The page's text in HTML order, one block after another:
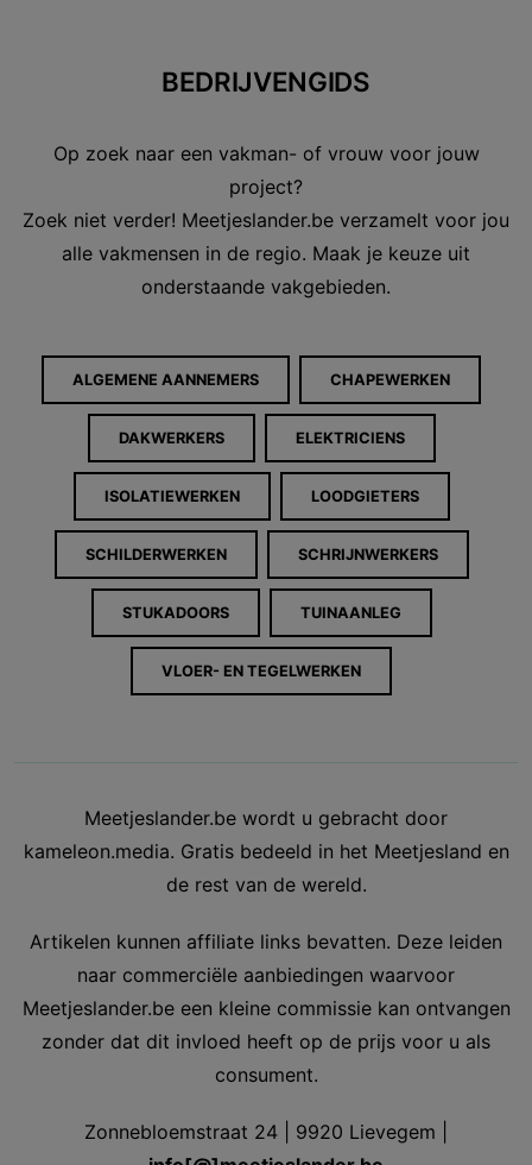
BEDRIJVENGIDS
Op zoek naar een vakman- of vrouw voor jouw
project?
Zoek niet verder! Meetjeslander.be verzamelt voor jou
alle vakmensen in de regio. Maak je keuze uit
onderstaande vakgebieden.
ALGEMENE AANNEMERS CHAPEWERKEN
DAKWERKERS ELEKTRICIENS
ISOLATIEWERKEN LOODGIETERS
SCHILDERWERKEN SCHRIJNWERKERS
STUKADOORS TUINAANLEG
VLOER- EN TEGELWERKEN
Meetjeslander.be wordt u gebracht door
kameleon.media. Gratis bedeeld in het Meetjesland en
de rest van de wereld.
Artikelen kunnen affiliate links bevatten. Deze leiden
naar commerciële aanbiedingen waarvoor
Meetjeslander.be een kleine commissie kan ontvangen
zonder dat dit invloed heeft op de prijs voor u als
consument.
Zonnebloemstraat 24 | 9920 Lievegem |